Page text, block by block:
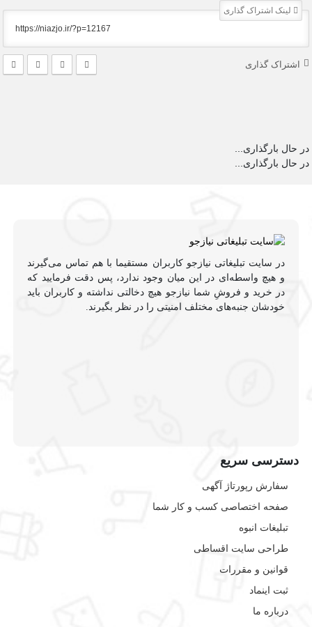
لینک اشتراک گذاری
اشتراک گذاری
در حال بارگذاری...
در حال بارگذاری...
در سایت تبلیغاتی نیازجو کاربران مستقیما با هم تماس می‌گیرند
و هیچ واسطه‌ای در این میان وجود ندارد، پس دقت فرمایید که
در خرید و فروشِ شما نیازجو هیچ دخالتی نداشته و کاربران باید
خودشان جنبه‌های مختلف امنیتی را در نظر بگیرند.
دسترسی سریع
سفارش رپورتاژ آگهی
صفحه اختصاصی کسب و کار شما
تبلیغات انبوه
طراحی سایت اقساطی
قوانین و مقررات
ثبت اینماد
درباره ما